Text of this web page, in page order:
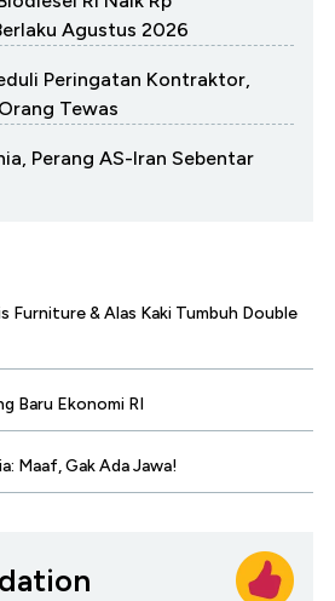
Agustus 2026
Peringatan Kontraktor,
Tewas
Perang AS-Iran Sebentar
Furniture & Alas Kaki Tumbuh Double
Baru Ekonomi RI
Maaf, Gak Ada Jawa!